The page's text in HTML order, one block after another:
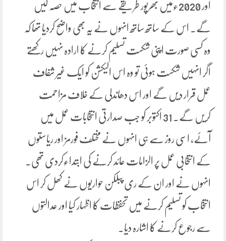
اور 2020ءمیں بھرپور طریقے سے انتخاب میں حصہ لیں
گے۔ اس کے ساتھ ساتھ انہوں نے یہ بھی واضح کردیا تھا کہ
وہ کسی صورت اپنی شکست تسلیم کرنے کا ارادہ نہیں رکھتے
اگر انہیں شکست ہوئی تو وہ اس الیکشن کو ایک غیر شفاف
عمل قرار دیں گے اور اس دھاندلی کے خلاف مزاحمت
کریں گے۔ 31 اکتوبر کو جب صدارتی انتخابات عمل میں
آئے، اسی روز سے ہی انہوں نے مختلف فورمز اور ریاستوں
کے انتخابی عمل پر الزامات عائد کرنے کی ابتداءکردی تھی۔
انہوں نے اور ان کے ری پبلکن حواریوں نے کھل کر اس
انتخاب کو تسلیم کرنے میں تحفظات کا اظہار کیا اور عدالتوں
سے رجوع کرنے کا اشارہ دیا۔